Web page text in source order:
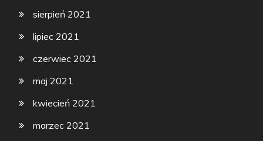
sierpień 2021
lipiec 2021
czerwiec 2021
maj 2021
kwiecień 2021
marzec 2021